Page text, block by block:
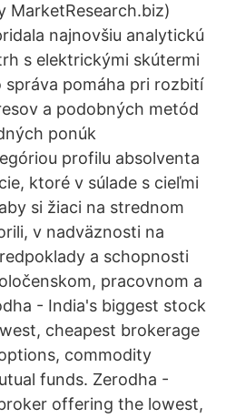
MarketResearch.biz)
najnovšiu analytickú
s elektrickými skútermi
správa pomáha pri rozbití
a podobných metód
ponúk
profilu absolventa
ktoré v súlade s cieľmi
si žiaci na strednom
v nadväznosti na
a schopnosti
pracovnom a
- India's biggest stock
cheapest brokerage
commodity
funds. Zerodha -
offering the lowest,